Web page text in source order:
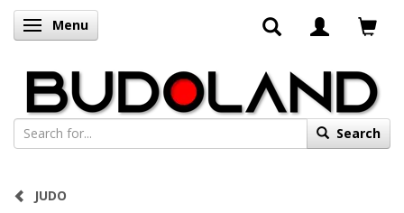
Toggle navigation
Menu
Search
JUDO